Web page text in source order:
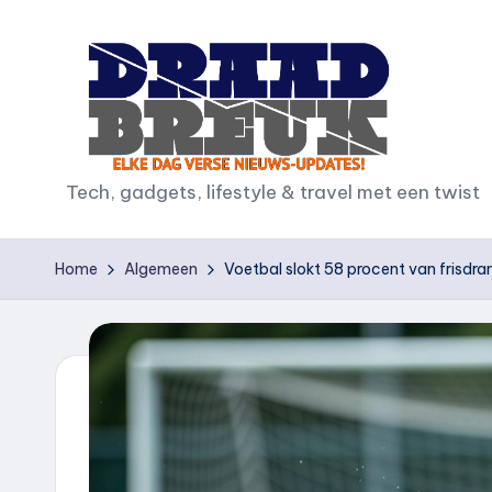
D
r
a
Tech, gadgets, lifestyle & travel met een twist
Home Algemeen Voetbal slokt 58 procent van